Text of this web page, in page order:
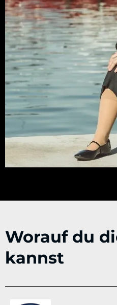
Worauf du
kannst